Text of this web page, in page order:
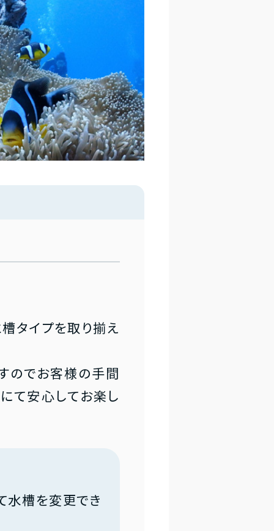
タイプを取り揃え
のでお客様の手間
て安心してお楽し
水槽を変更でき